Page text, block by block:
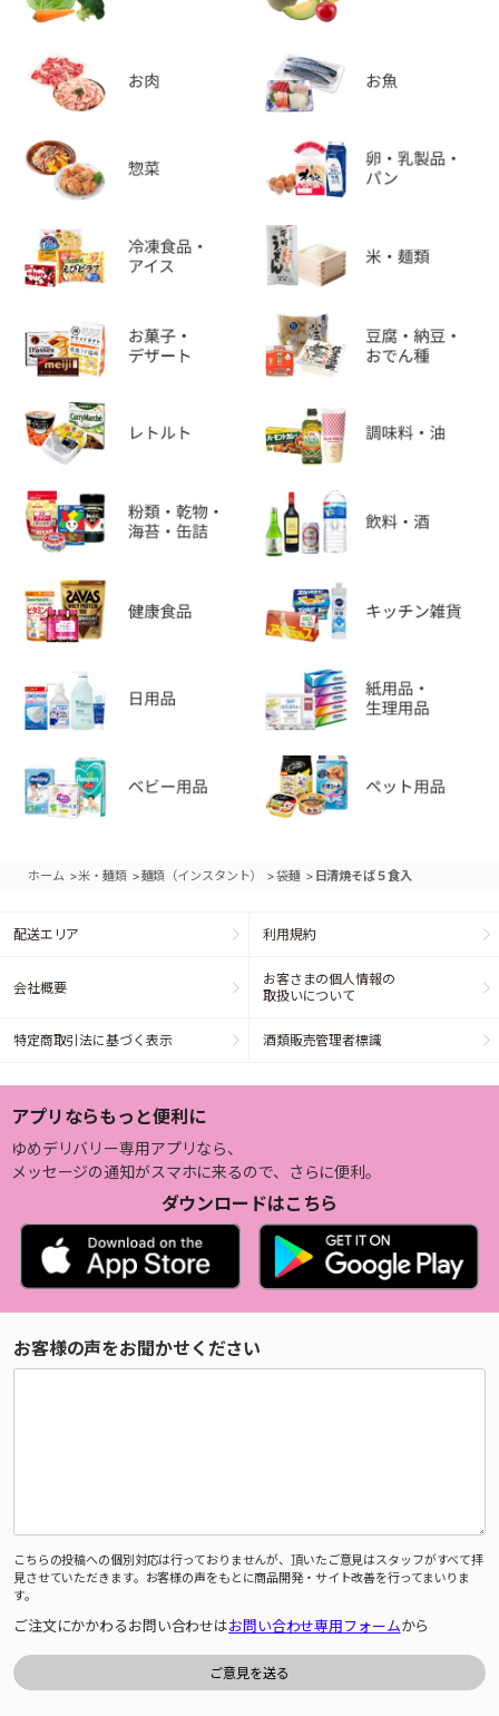
ホーム >米・麺類 >麺類（インスタント） >袋麺 > 日清焼そば５食入
配送エリア 利用規約
会社概要
お客さまの個人情報の
取扱いについて
特定商取引法に基づく表示 酒類販売管理者標識
アプリならもっと便利に
ゆめデリバリー専用アプリなら、
メッセージの通知がスマホに来るので、さらに便利。
ダウンロードはこちら
お客様の声をお聞かせください
こちらの投稿への個別対応は行っておりませんが、頂いたご意見はスタッフがすべて拝
見させていただきます。お客様の声をもとに商品開発・サイト改善を行ってまいりま
す。
ご注文にかかわるお問い合わせはお問い合わせ専用フォームから